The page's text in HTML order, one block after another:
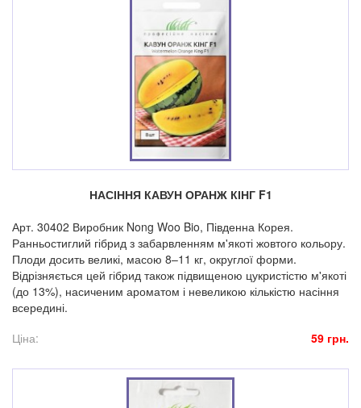
НАСІННЯ КАВУН ОРАНЖ КІНГ F1
Арт. 30402 Виробник Nong Woo Bio, Південна Корея.
Ранньостиглий гібрид з забарвленням м'якоті жовтого кольору.
Плоди досить великі, масою 8–11 кг, округлої форми.
Відрізняється цей гібрид також підвищеною цукристістю м'якоті
(до 13%), насиченим ароматом і невеликою кількістю насіння
всередині.
Ціна:
59 грн.